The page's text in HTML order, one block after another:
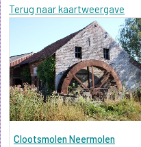
Terug naar kaartweergave
Clootsmolen Neermolen